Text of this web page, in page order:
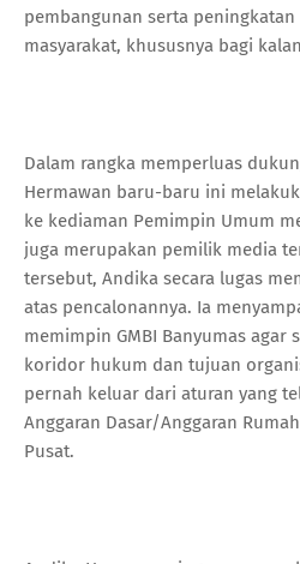
pembangunan serta peningkatan
masyarakat, khususnya bagi
Dalam rangka memperluas
Hermawan baru-baru ini
ke kediaman Pemimpin Umum
juga merupakan pemilik media
tersebut, Andika secara lugas
atas pencalonannya. Ia
memimpin GMBI Banyumas agar
koridor hukum dan tujuan
pernah keluar dari aturan yang
Anggaran Dasar/Anggaran
Pusat.